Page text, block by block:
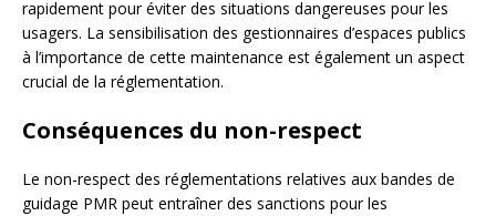
rapidement pour éviter des situations dangereuses pour les
usagers. La sensibilisation des gestionnaires d’espaces publics
à l’importance de cette maintenance est également un aspect
crucial de la réglementation.
Conséquences du non-respect
Le non-respect des réglementations relatives aux bandes de
guidage PMR peut entraîner des sanctions pour les